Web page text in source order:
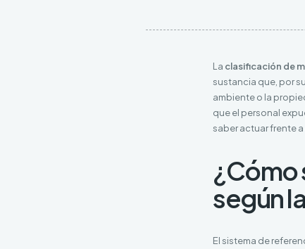
La clasificación de
sustancia que, por
ambiente o la
que el personal
saber actuar frente
¿Cómo
según
El sistema de